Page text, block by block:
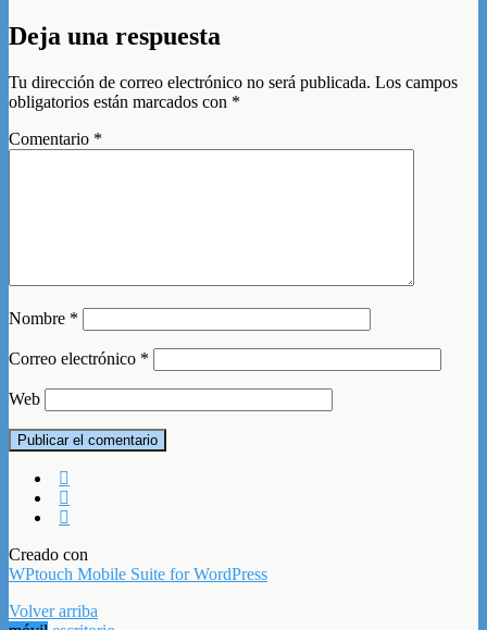
Deja una respuesta
Tu dirección de correo electrónico no será publicada. Los campos
obligatorios están marcados con *
Comentario *
Nombre *
Correo electrónico *
Web
Creado con
WPtouch Mobile Suite for WordPress
Volver arriba